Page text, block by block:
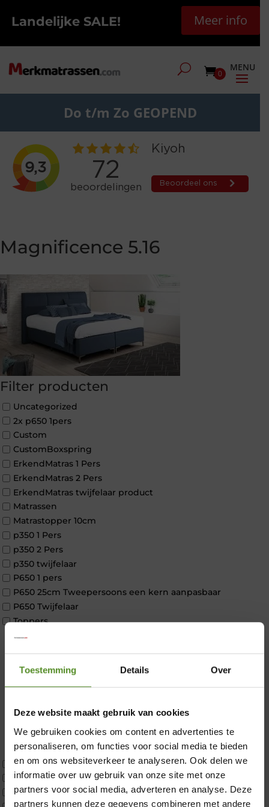
Toestemming Details Over
Deze website maakt gebruik van cookies
We gebruiken cookies om content en advertenties te
personaliseren, om functies voor social media te bieden
en om ons websiteverkeer te analyseren. Ook delen we
informatie over uw gebruik van onze site met onze
partners voor social media, adverteren en analyse. Deze
partners kunnen deze gegevens combineren met andere
Landelijke SALE! Meer info
0
Do t/m Zo GEOPEND
Magnificence 5.16
Filter producten
Uncategorized
2x p650 1pers
Custom
CustomBoxspring
ErkendMatras 1 Pers
ErkendMatras 2 Pers
ErkendMatras twijfelaar product
Matrassen
Matrastopper 10cm
p350 1 Pers
p350 2 Pers
p350 twijfelaar
P650 1 pers
P650 25cm Tweepersoons een kern aanpasbaar
P650 Twijfelaar
Toppers
Maatvoering
2 personen split
Latex
Traagschuim
Tweepersoons 1 kern
Tweepersoons 1 kern product
Tweepersoons 2 kernen
×